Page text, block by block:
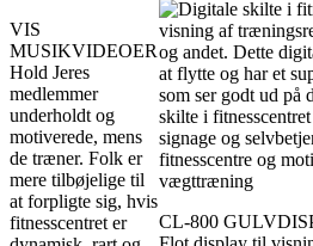
VIS
MUSIKVIDEOER
Hold Jeres
medlemmer
underholdt og
motiverede, mens
de træner. Folk er
mere tilbøjelige til
at forpligte sig, hvis
fitnesscentret er
CL-800